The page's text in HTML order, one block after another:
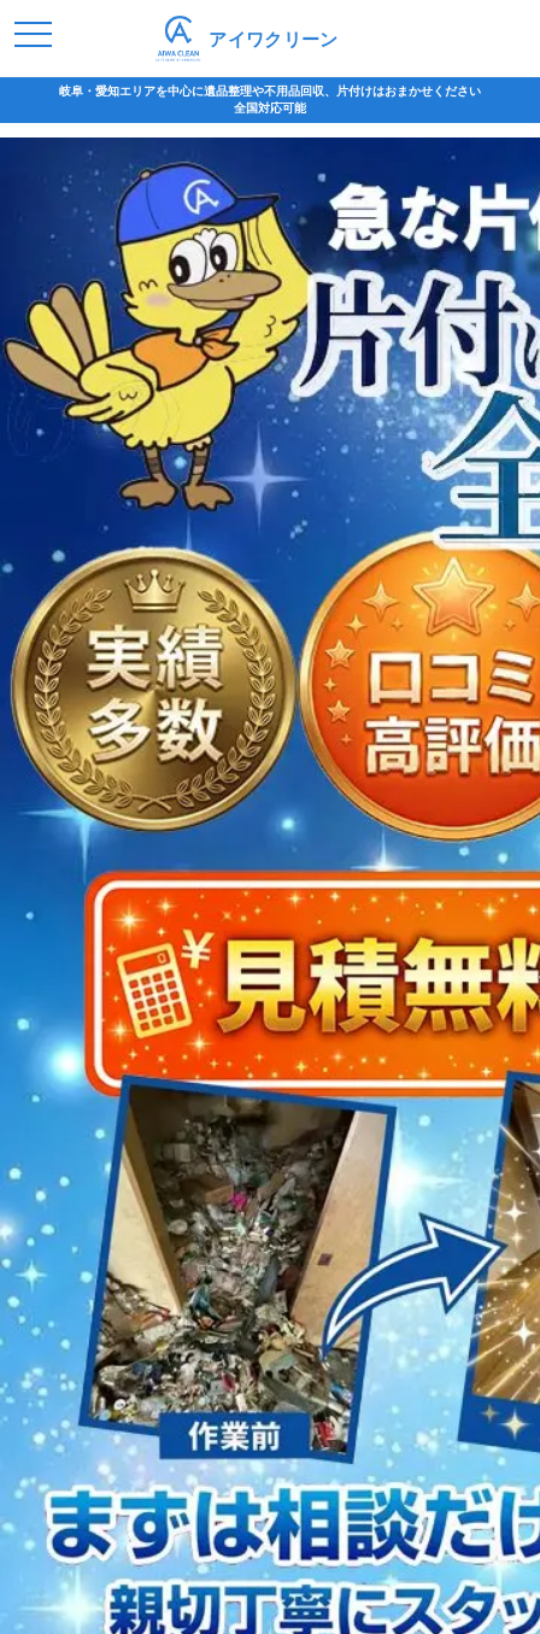
アイワクリーン
2023/01/12
買取・片付けのアイワクリーン